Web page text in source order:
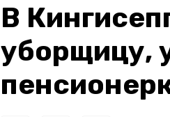
В
уборщицу,